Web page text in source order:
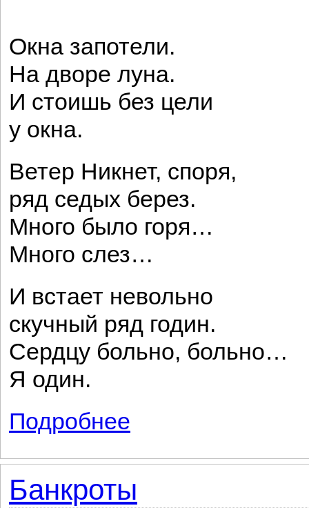
Окна запотели.
На дворе луна.
И стоишь без цели
у окна.
Ветер Никнет, споря,
ряд седых берез.
Много было горя…
Много слез…
И встает невольно
скучный ряд годин.
Сердцу больно, больно…
Я один.
Подробнее
Банкроты